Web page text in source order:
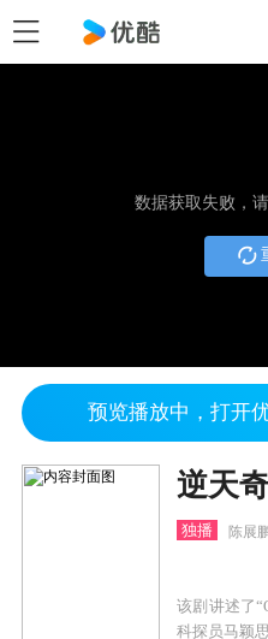
数据获取失败，
预览播放中，打开
逆天
独播 陈展
该剧讲述了
科探员马颖